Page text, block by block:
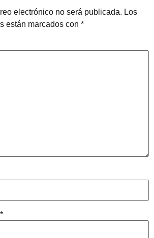
electrónico no será publicada. Los
están marcados con *
*